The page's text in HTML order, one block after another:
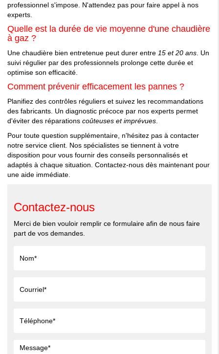
professionnel s'impose. N'attendez pas pour faire appel à nos
experts.
Quelle est la durée de vie moyenne d'une chaudière
à gaz ?
Une chaudière bien entretenue peut durer entre 15 et 20 ans . Un
suivi régulier par des professionnels prolonge cette durée et
optimise son efficacité.
Comment prévenir efficacement les pannes ?
Planifiez des contrôles réguliers et suivez les recommandations
des fabricants. Un diagnostic précoce par nos experts permet
d'éviter des réparations coûteuses et imprévues
Pour toute question supplémentaire, n'hésitez pas à contacter
notre service client. Nos spécialistes se tiennent à votre
disposition pour vous fournir des conseils personnalisés et
adaptés à chaque situation. Contactez-nous dès maintenant pour
une aide immédiate.
Contactez-nous
Merci de bien vouloir remplir ce formulaire afin de nous faire
part de vos demandes.